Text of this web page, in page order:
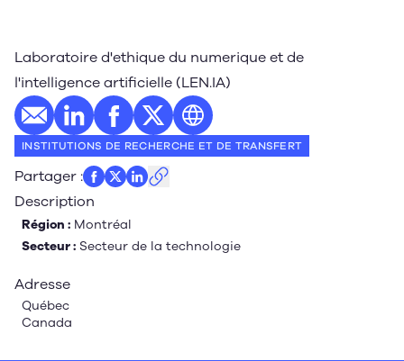
Laboratoire d'ethique du numerique et de
l'intelligence artificielle (LEN.IA)
E-mailProfil LinkedIn
Profil Facebook
Profil Twitter
Site web
INSTITUTIONS DE RECHERCHE ET DE TRANSFERT
Partager :
Description
Région : Montréal
Secteur : Secteur de la technologie
Adresse
Québec
Canada